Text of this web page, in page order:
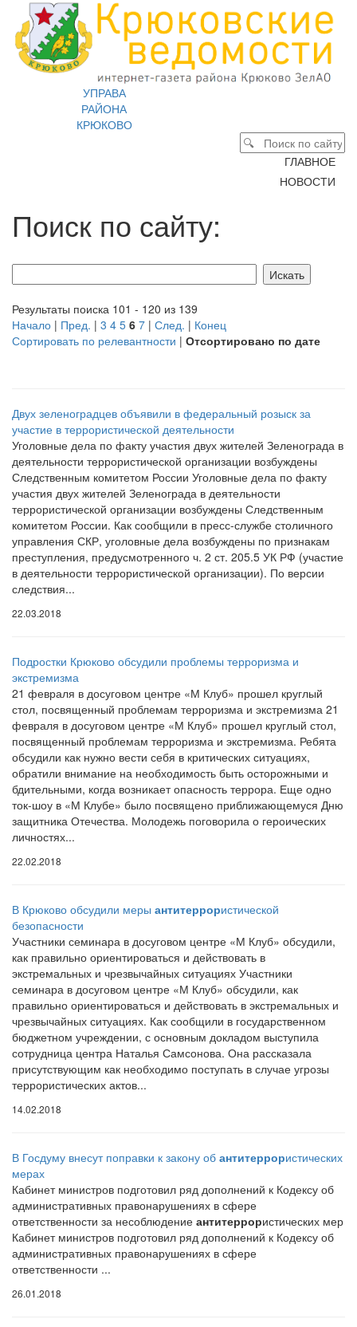
УПРАВА
РАЙОНА
КРЮКОВО
ГЛАВНОЕ
НОВОСТИ
Поиск по сайту:
Результаты поиска 101 - 120 из 139
Начало | Пред. | 3 4 5 6 7 | След. | Конец
Сортировать по релевантности | Отсортировано по дате
Двух зеленоградцев объявили в федеральный розыск за
участие в террористической деятельности
Уголовные дела по факту участия двух жителей Зеленограда в
деятельности террористической организации возбуждены
Следственным комитетом России Уголовные дела по факту
участия двух жителей Зеленограда в деятельности
террористической организации возбуждены Следственным
комитетом России. Как сообщили в пресс-службе столичного
управления СКР, уголовные дела возбуждены по признакам
преступления, предусмотренного ч. 2 ст. 205.5 УК РФ (участие
в деятельности террористической организации). По версии
следствия...
22.03.2018
Подростки Крюково обсудили проблемы терроризма и
экстремизма
21 февраля в досуговом центре «М Клуб» прошел круглый
стол, посвященный проблемам терроризма и экстремизма 21
февраля в досуговом центре «М Клуб» прошел круглый стол,
посвященный проблемам терроризма и экстремизма. Ребята
обсудили как нужно вести себя в критических ситуациях,
обратили внимание на необходимость быть осторожными и
бдительными, когда возникает опасность террора. Еще одно
ток-шоу в «М Клубе» было посвящено приближающемуся Дню
защитника Отечества. Молодежь поговорила о героических
личностях...
22.02.2018
В Крюково обсудили меры антитеррористической
безопасности
Участники семинара в досуговом центре «М Клуб» обсудили,
как правильно ориентироваться и действовать в
экстремальных и чрезвычайных ситуациях Участники
семинара в досуговом центре «М Клуб» обсудили, как
правильно ориентироваться и действовать в экстремальных и
чрезвычайных ситуациях. Как сообщили в государственном
бюджетном учреждении, с основным докладом выступила
сотрудница центра Наталья Самсонова. Она рассказала
присутствующим как необходимо поступать в случае угрозы
террористических актов...
14.02.2018
В Госдуму внесут поправки к закону об антитеррористических
мерах
Кабинет министров подготовил ряд дополнений к Кодексу об
административных правонарушениях в сфере
ответственности за несоблюдение антитеррористических мер
Кабинет министров подготовил ряд дополнений к Кодексу об
административных правонарушениях в сфере
ответственности ...
26.01.2018